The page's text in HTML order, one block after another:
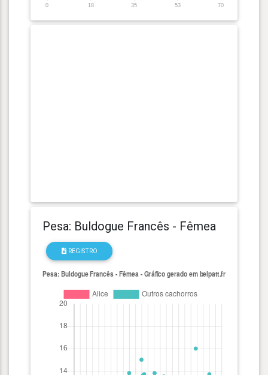
0 18 35 53 70
Pesa: Buldogue Francês - Fêmea
REGISTRO